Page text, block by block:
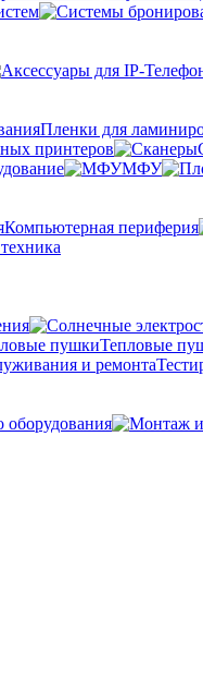
Пленки для
принтеров
МФУ
Компьютерная периферия
Тепловые
оборудования